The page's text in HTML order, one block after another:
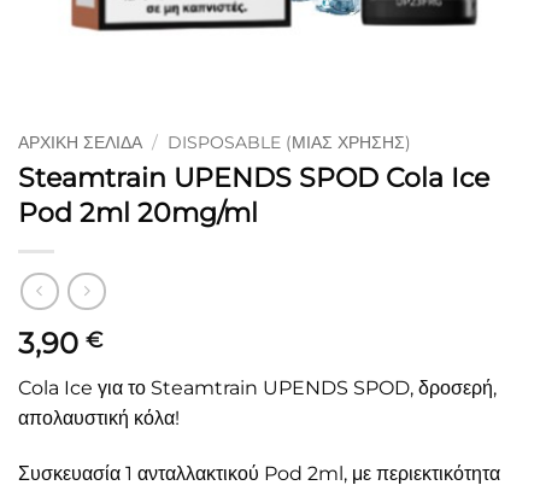
ΑΡΧΙΚΉ ΣΕΛΊΔΑ / DISPOSABLE (ΜΙΑΣ ΧΡΉΣΗΣ)
Steamtrain UPENDS SPOD Cola Ice
Pod 2ml 20mg/ml
3,90 €
Cola Ice για το Steamtrain UPENDS SPOD, δροσερή,
απολαυστική κόλα!
Συσκευασία 1 ανταλλακτικού Pod 2ml, με περιεκτικότητα